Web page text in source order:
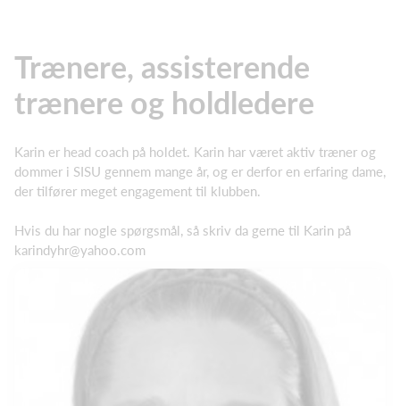
Trænere, assisterende
trænere og holdledere
Karin er head coach på holdet. Karin har været aktiv træner og
dommer i SISU gennem mange år, og er derfor en erfaring dame,
der tilfører meget engagement til klubben.
Hvis du har nogle spørgsmål, så skriv da gerne til Karin på
karindyhr@yahoo.com